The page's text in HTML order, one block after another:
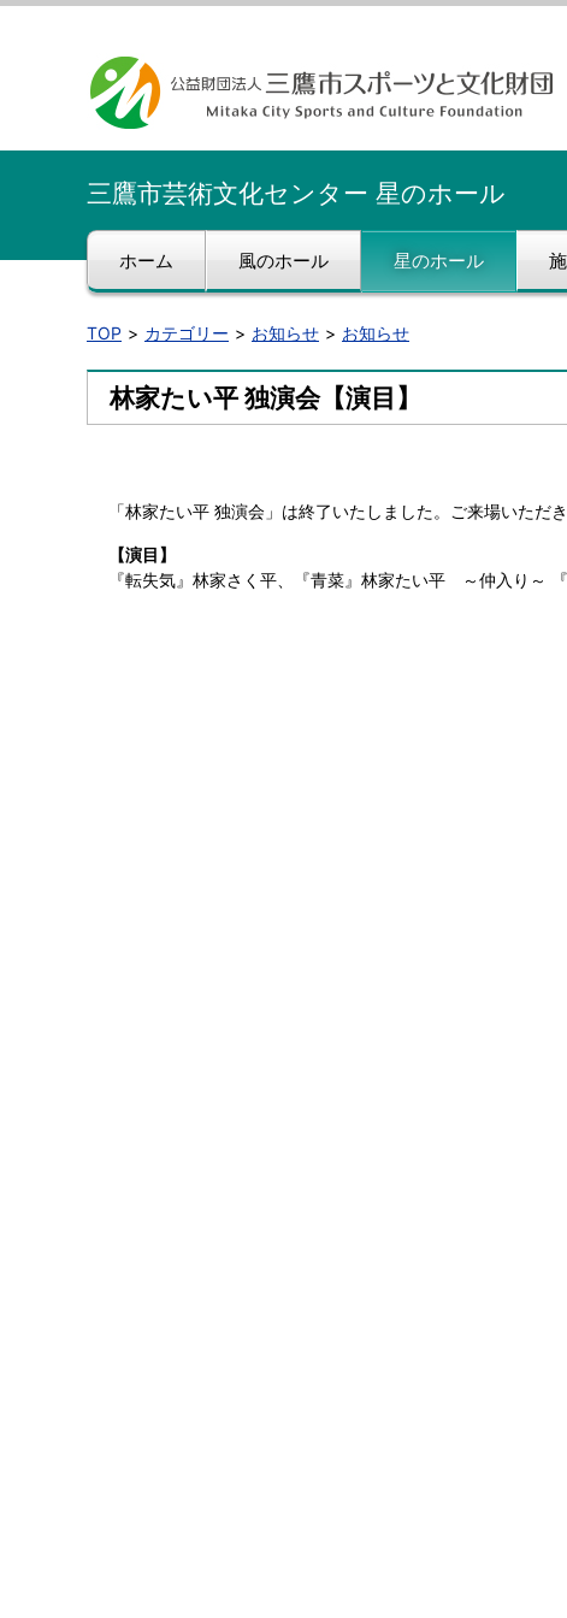
三鷹市芸術文化センター 星のホール
ホーム 風のホール 星のホール
TOP カテゴリー お知らせ お知らせ
林家たい平 独演会【演目】
「林家たい平 独演会」は終了いたしました。ご来場いただ
【演目】
『転失気』林家さく平、『青菜』林家たい平 ～仲入り～